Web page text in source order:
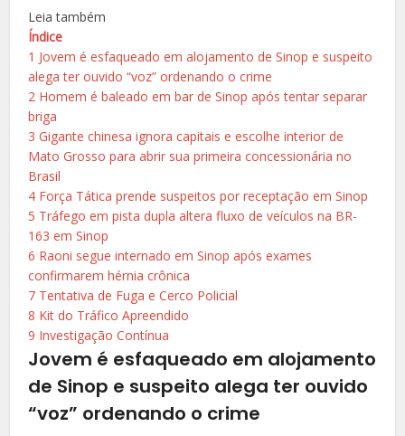
Leia também
Índice
1 Jovem é esfaqueado em alojamento de Sinop e suspeito
alega ter ouvido “voz” ordenando o crime
2 Homem é baleado em bar de Sinop após tentar separar
briga
3 Gigante chinesa ignora capitais e escolhe interior de
Mato Grosso para abrir sua primeira concessionária no
Brasil
4 Força Tática prende suspeitos por receptação em Sinop
5 Tráfego em pista dupla altera fluxo de veículos na BR-
163 em Sinop
6 Raoni segue internado em Sinop após exames
confirmarem hérnia crônica
7 Tentativa de Fuga e Cerco Policial
8 Kit do Tráfico Apreendido
9 Investigação Contínua
Jovem é esfaqueado em alojamento
de Sinop e suspeito alega ter ouvido
“voz” ordenando o crime